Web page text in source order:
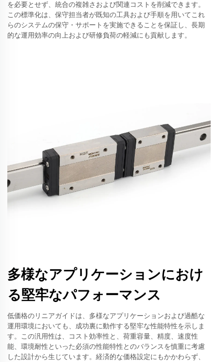
を必要とせず、統合の複雑さおよび関連コストを削減できます。
この標準化は、保守担当者が既知の工具および手順を用いてこれ
らのシステムの保守・サポートを実施できることを保証し、長期
的な運用効率の向上および研修負荷の軽減にも貢献します。
多様なアプリケーションにおけ
る堅牢なパフォーマンス
低価格のリニアガイドは、多様なアプリケーションおよび過酷な
運用環境においても、成功裏に動作する堅牢な性能特性を示しま
す。この汎用性は、コスト効率性と、荷重容量、精度、速度性
能、環境耐性といった必須の性能特性とのバランスを慎重に考慮
した設計から生じています。経済的な価格設定にもかかわらず、